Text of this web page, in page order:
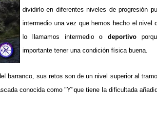
dividirlo en diferentes niveles de progresión
intermedio una vez que hemos hecho el nivel
lo llamamos intermedio o deportivo
importante tener una condición física buena.
barranco, sus retos son de un nivel superior al
conocida como "Y"que tiene la dificultada